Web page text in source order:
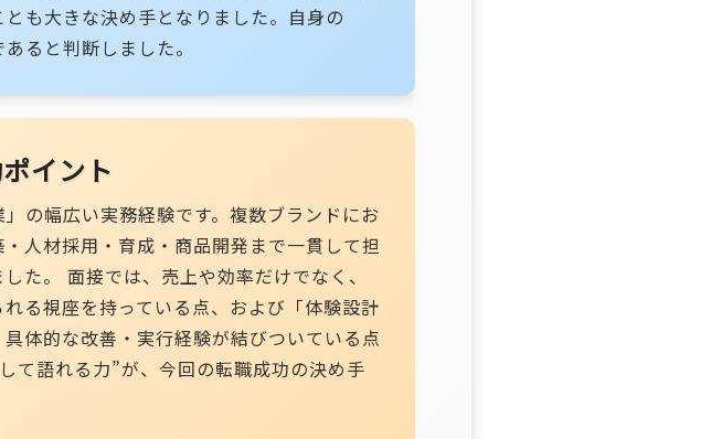
も大きな決め手となりました。自身の
ると判断しました。
イント
の幅広い実務経験です。複数ブランドにお
人材採用・育成・商品開発まで一貫して担
た。 面接では、売上や効率だけでなく、
る視座を持っている点、および「体験設計
体的な改善・実行経験が結びついている点
て語れる力”が、今回の転職成功の決め手